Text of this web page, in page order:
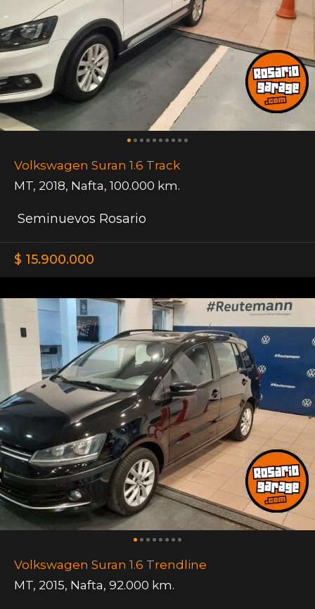
Volkswagen Suran 1.6 Track
MT, 2018, Nafta, 100.000 km.
Seminuevos Rosario
$ 15.900.000
Volkswagen Suran 1.6 Trendline
MT, 2015, Nafta, 92.000 km.